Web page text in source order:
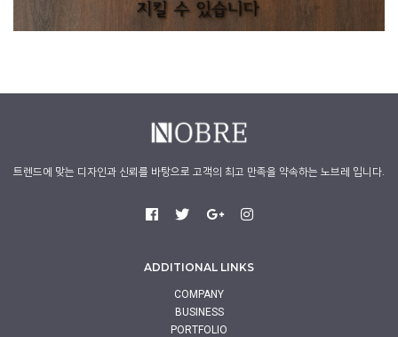
트렌드에 맞는 디자인과 신뢰를 바탕으로 고객의 최고 만족을 약속하는 노브레 입니다.
ADDITIONAL LINKS
COMPANY
BUSINESS
PORTFOLIO